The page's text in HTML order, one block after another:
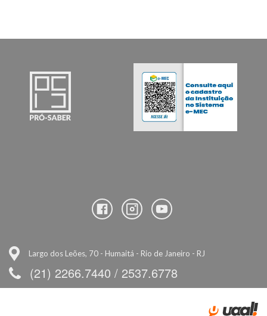
Largo dos Leões, 70 - Humaitá - Rio de Janeiro - RJ
(21) 2266.7440 / 2537.6778